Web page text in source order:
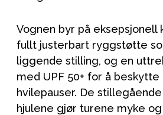
Vognen byr på
fullt justerbart ryggstøtte
liggende stilling, og en
med UPF 50+ for å
hvilepauser. De
hjulene gjør turene myke